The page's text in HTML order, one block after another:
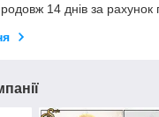
14 днів за рахунок